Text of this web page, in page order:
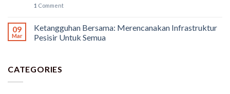
1 Comment
09
Mar
Ketangguhan Bersama: Merencanakan Infrastruktur
Pesisir Untuk Semua
CATEGORIES